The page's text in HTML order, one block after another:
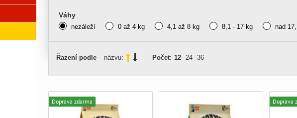
Váhy
nezáleží 0 až 4 kg 4,1 až 8 kg 8,1 - 17 kg nad
Řazení podle názvu: Počet: 12 24 36
Doprava zdarma Doprava